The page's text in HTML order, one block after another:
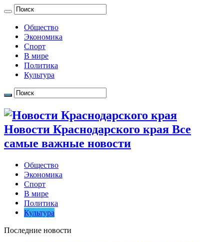
Общество
Экономика
Спорт
В мире
Политика
Культура
Новости Краснодарского края Все
самые важные новости
Общество
Экономика
Спорт
В мире
Политика
Культура
Последние новости